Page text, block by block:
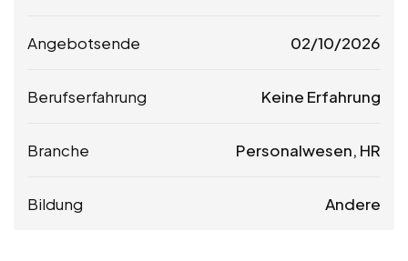
Angebotsende 02/10/2026
Berufserfahrung Keine Erfahrung
Branche Personalwesen, HR
Bildung Andere